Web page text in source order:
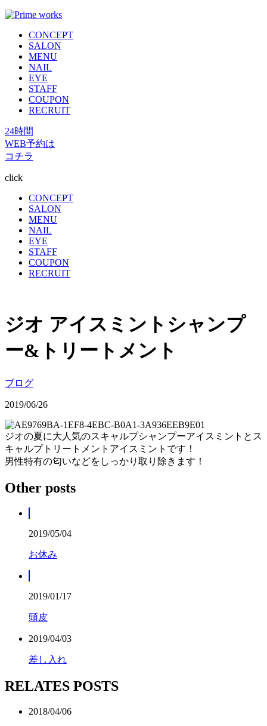
CONCEPT
SALON
MENU
NAIL
EYE
STAFF
COUPON
RECRUIT
24時間
WEB予約は
コチラ
click
CONCEPT
SALON
MENU
NAIL
EYE
STAFF
COUPON
RECRUIT
ジオ アイスミントシャンプ
ー&トリートメント
ブログ
2019/06/26
ジオの夏に大人気のスキャルプシャンプーアイスミントとス
キャルプトリートメントアイスミントです！
男性特有の匂いなどをしっかり取り除きます！
Other posts
2019/05/04
お休み
2019/01/17
頭皮
2019/04/03
差し入れ
RELATES POSTS
2018/04/06